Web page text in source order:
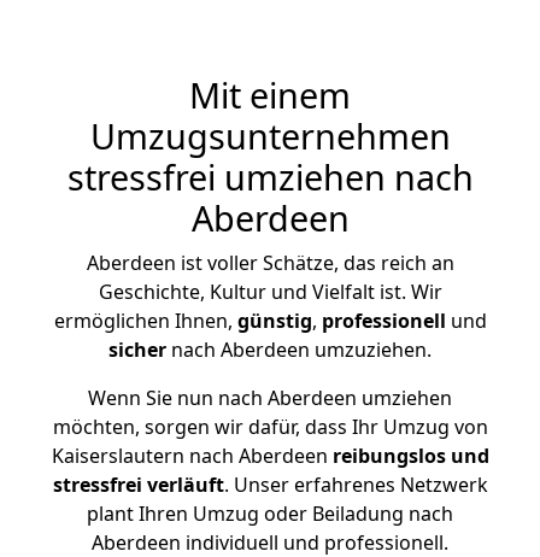
Mit einem
Umzugsunternehmen
stressfrei umziehen nach
Aberdeen
Aberdeen ist voller Schätze, das reich an
Geschichte, Kultur und Vielfalt ist. Wir
ermöglichen Ihnen, günstig, professionell und
sicher nach Aberdeen umzuziehen.
Wenn Sie nun nach Aberdeen umziehen
möchten, sorgen wir dafür, dass Ihr Umzug von
Kaiserslautern nach Aberdeen reibungslos und
stressfrei verläuft. Unser erfahrenes Netzwerk
plant Ihren Umzug oder Beiladung nach
Aberdeen individuell und professionell.